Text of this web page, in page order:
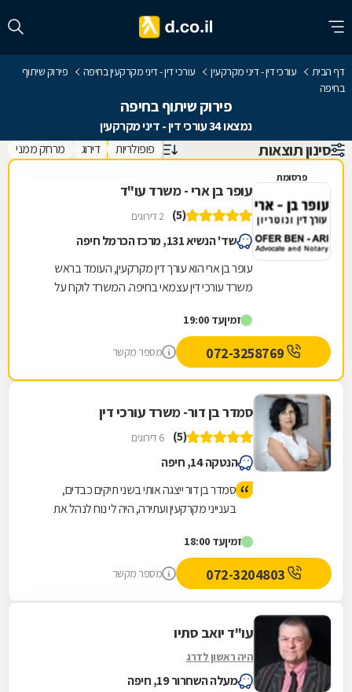
דף הבית עורכי דין - דיני מקרקעין עורכי דין - דיני מקרקעין בחיפה
פירוק שיתוף
בחיפה
פירוק שיתוף בחיפה
נמצאו 34 עורכי דין - דיני מקרקעין
סינון תוצאות פופולריות דירוג מרחק ממני
פרסומת
עופר בן ארי - משרד עו"ד
(5) 2 דירוגים
שד' הנשיא 131, מרכז הכרמל חיפה
עופר בן ארי הוא עורך דין מקרקעין, העומד בראש
משרד עורכי דין עצמאי בחיפה. המשרד לוקח על
ובכלל זה...
זמיןעד 19:00
מספר מקשר
סמדר בן דור- משרד עורכי דין
(5) 6 דירוגים
הנטקה 14, חיפה
סמדר בן דור ייצגה אותי בשני תיקים כבדים,
בענייני מקרקעין ועתירה, היה לי נוח לנהל את
יודעת להגן על זכויות הלקוח, ואיתה מרגישים
בבטחון, יודעת להעלות את הנקודות החשובות
והרגישות ואפילו הפרטים הקטנים והחשובים
אפשר להרגיש בטוח שהנצחון לא יאחר מלבוא-
אניי ממליץ עליה בחום.
זמיןעד 18:00
מספר מקשר
עו"ד יואב סתיו
היה ראשון לדרג
מעלה השחרור 19, חיפה